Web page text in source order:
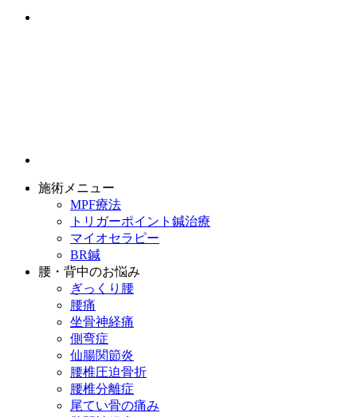
施術メニュー
MPF療法
トリガーポイント鍼治療
マイオセラピー
BR鍼
腰・背中のお悩み
ぎっくり腰
腰痛
坐骨神経痛
側弯症
仙腸関節炎
腰椎圧迫骨折
腰椎分離症
尾てい骨の痛み